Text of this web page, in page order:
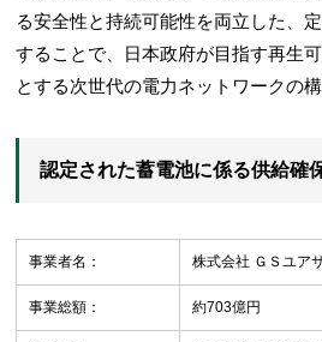
る安全性と持続可能性を両立した、
することで、日本政府が目指す再生
とする次世代の電力ネットワークの
認定された蓄電池に係る供給確
事業者名： 株式会社 ＧＳユア
事業総額： 約703億円